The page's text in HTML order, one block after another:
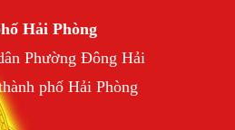
Hải Phòng
Phường Đông Hải
phố Hải Phòng